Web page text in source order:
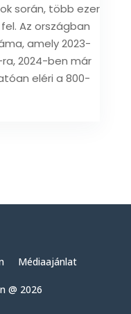
során, több ezer
Az országban
amely 2023-
2024-ben már
eléri a 800-
Médiaajánlat
@ 2026